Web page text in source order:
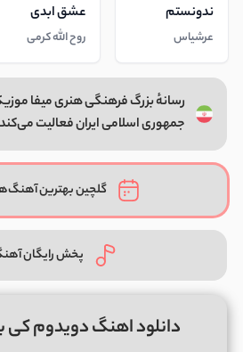
ندونستم
عرشیاس
عشق ابدی
روح الله کرمی
رسانهٔ بزرگ فرهنگی هنری میفا
جمهوری اسلامی ایران فعالیت
گلچین بهترین
پخش رایگان
دانلود اهنگ دویدوم کی